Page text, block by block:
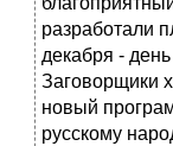
разработали
декабря -
Заговорщики
новый
русскому